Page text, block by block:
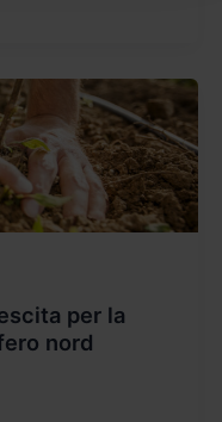
per la
nord